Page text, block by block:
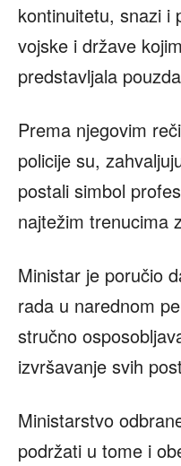
kontinuitetu, snazi i
vojske i države
predstavljala
Prema njegovim
policije su,
postali simbol
najtežim trenucima
Ministar je poručio
rada u narednom
stručno
izvršavanje svih
Ministarstvo
podržati u tome i